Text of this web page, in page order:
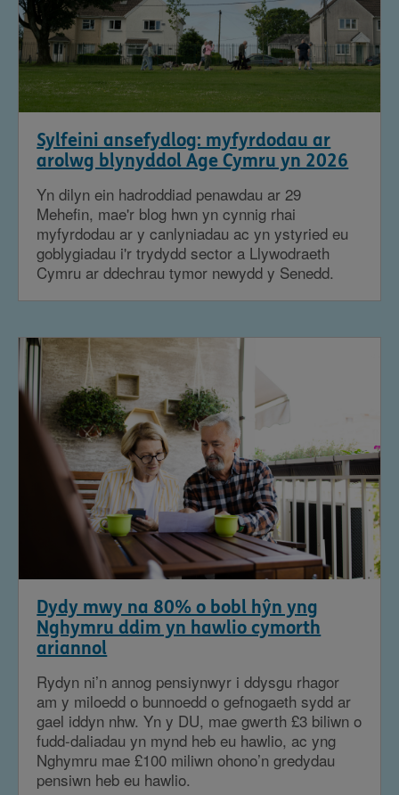
Sylfeini ansefydlog: myfyrdodau ar
arolwg blynyddol Age Cymru yn 2026
Yn dilyn ein hadroddiad penawdau ar 29
Mehefin, mae'r blog hwn yn cynnig rhai
myfyrdodau ar y canlyniadau ac yn ystyried eu
goblygiadau i'r trydydd sector a Llywodraeth
Cymru ar ddechrau tymor newydd y Senedd.
Dydy mwy na 80% o bobl hŷn yng
Nghymru ddim yn hawlio cymorth
ariannol
Rydyn ni’n annog pensiynwyr i ddysgu rhagor
am y miloedd o bunnoedd o gefnogaeth sydd ar
gael iddyn nhw. Yn y DU, mae gwerth £3 biliwn o
fudd-daliadau yn mynd heb eu hawlio, ac yng
Nghymru mae £100 miliwn ohono’n gredydau
pensiwn heb eu hawlio.